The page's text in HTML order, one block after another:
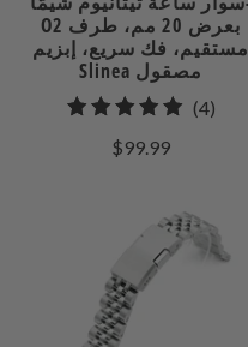
O2 بعرض 20 مم، طرف
مستقيم، فك سريع، إبزيم
Slinea مصقول
(4)4
$99.99